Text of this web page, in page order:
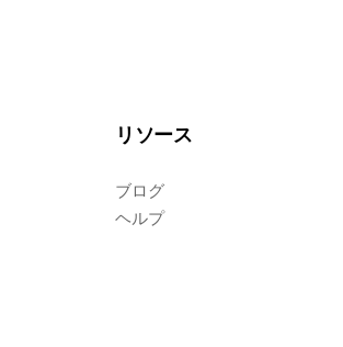
リソース
ブログ
ヘルプ